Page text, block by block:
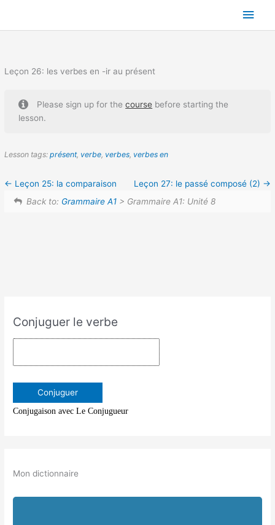
content
Main
Leçon 26: les verbes en -ir au présent
Please sign up for thecourse before starting the
lesson.
Lesson tags:présent, verbe, verbes, verbes en
Leçon 25: la comparaison
Leçon 27: le passé composé (2)
Back to: Grammaire A1 > Grammaire A1: Unité 8
Conjuguer le verbe
Conjugaison avec Le Conjugueur
Mon dictionnaire